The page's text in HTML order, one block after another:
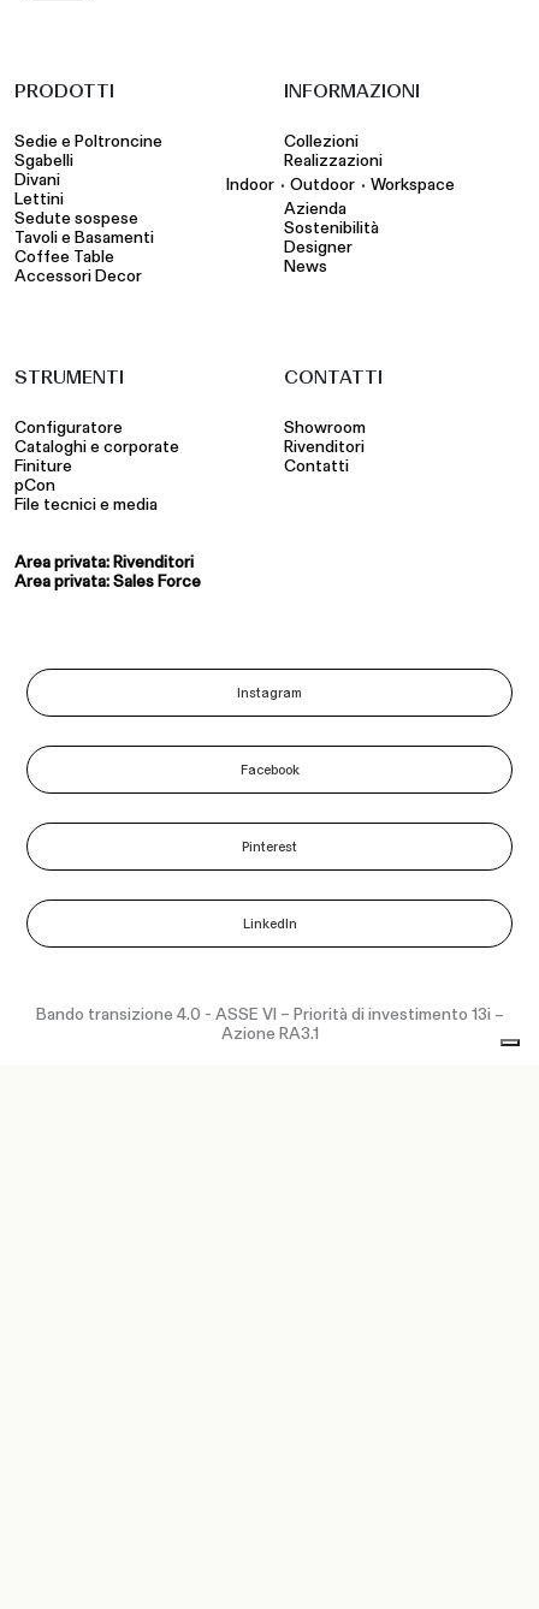
PRODOTTI
Sedie e Poltroncine
Sgabelli
Divani
Lettini
Sedute sospese
Tavoli e Basamenti
Coffee Table
Accessori Decor
INFORMAZIONI
Collezioni
Realizzazioni
Indoor • Outdoor • Workspace
Azienda
Sostenibilità
Designer
News
STRUMENTI
Configuratore
Cataloghi e corporate
Finiture
pCon
File tecnici e media
Area privata: Rivenditori
Area privata: Sales Force
CONTATTI
Showroom
Rivenditori
Contatti
Instagram
Facebook
Pinterest
LinkedIn
Bando transizione 4.0 - ASSE VI – Priorità di investimento 13i –
Azione RA3.1